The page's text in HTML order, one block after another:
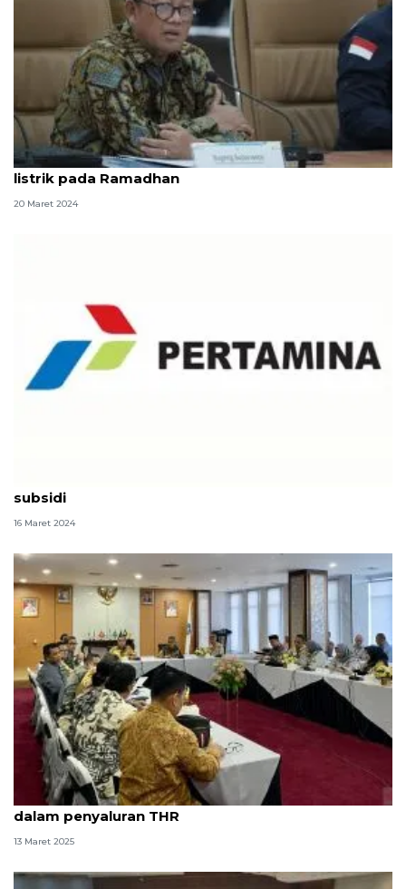
Ketua Komisi VII DPR apresiasi PLN jaga pasokan
listrik pada Ramadhan
20 Maret 2024
subsidi
16 Maret 2024
Komisi IX DPR RI puji kesiapan Pemprov Kepri
dalam penyaluran THR
13 Maret 2025